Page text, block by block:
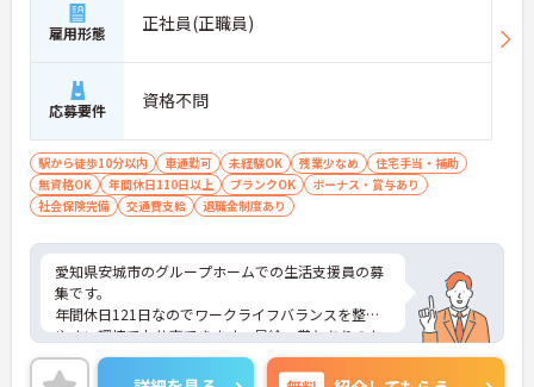
雇用形態 正社員(正職員)
応募要件 資格不問
駅から徒歩10分以内 車通勤可 未経験OK 残業少なめ
住宅手当・補助
無資格OK
年間休日110日以上 ブランクOK
ボーナス・賞与あり
社会保険完備
交通費支給 退職金制度あり
愛知県安城市のグループホームでの生活支援員の募
集です。
年間休日121日なのでワークライフバランスを整え
やすい環境でお仕事できます。昇給・賞与ありのた
め、あなたの頑張りがしっかり評価されます。
ご興味のある方は、面接のポイントをお伝えします